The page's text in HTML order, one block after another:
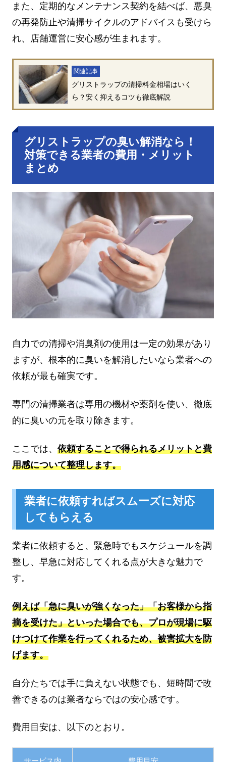
また、定期的なメンテナンス契約を結べば、悪臭
の再発防止や清掃サイクルのアドバイスも受けら
れ、店舗運営に安心感が生まれます。
関連記事
グリストラップの清掃料金相場はいく
ら？安く抑えるコツも徹底解説
グリストラップの臭い解消なら！
対策できる業者の費用・メリット
まとめ
自力での清掃や消臭剤の使用は一定の効果があり
ますが、根本的に臭いを解消したいなら業者への
依頼が最も確実です。
専門の清掃業者は専用の機材や薬剤を使い、徹底
的に臭いの元を取り除きます。
ここでは、 依頼することで得られるメリットと費
用感について整理します。
業者に依頼すればスムーズに対応
してもらえる
業者に依頼すると、緊急時でもスケジュールを調
整し、早急に対応してくれる点が大きな魅力で
す。
例えば「急に臭いが強くなった」「お客様から指
摘を受けた」といった場合でも、プロが現場に駆
けつけて作業を行ってくれるため、被害拡大を防
げます。
自分たちでは手に負えない状態でも、短時間で改
善できるのは業者ならではの安心感です。
費用目安は、以下のとおり。